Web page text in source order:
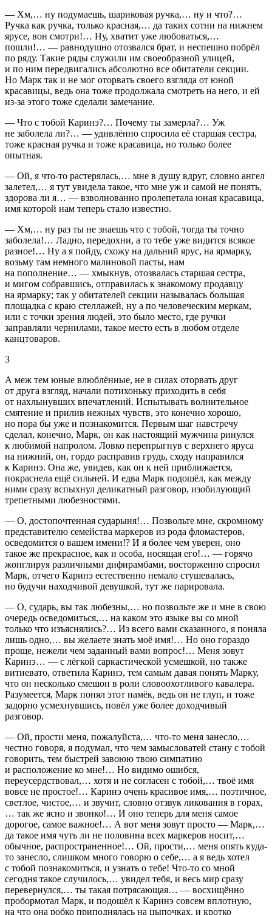
— Хм,… ну подумаешь, шариковая ручка,… ну и что?…
Ручка как ручка, только красная,… да таких сотни на нижнем
ярусе, вон смотри!… Ну, хватит уже любоваться,…
пошли!… — равнодушно отозвался брат, и неспешно побрёл
по ряду. Такие ряды служили им своеобразной улицей,
и по ним передвигались абсолютно все обитатели секции.
Но Марк так и не мог оторвать своего взгляда от юной
красавицы, ведь она тоже продолжала смотреть на него, и ей
из-за этого тоже сделали замечание.
— Что с тобой Каринэ?… Почему ты замерла?… Уж
не заболела ли?… — удивлённо спросила её старшая сестра,
тоже красная ручка и тоже красавица, но только более
опытная.
— Ой, я что-то растерялась,… мне в душу вдруг, словно ангел
залетел,… я тут увидела такое, что мне уж и самой не понять,
здорова ли я… — взволнованно пролепетала юная красавица,
имя которой нам теперь стало известно.
— Хм,… ну раз ты не знаешь что с тобой, тогда ты точно
заболела!… Ладно, передохни, а то тебе уже видится всякое
разное!… Ну а я пойду, схожу на дальний ярус, на ярмарку,
возьму там немного малиновой пасты, нам
на пополнение… — хмыкнув, отозвалась старшая сестра,
и мигом собравшись, отправилась к знакомому продавцу
на ярмарку; так у обитателей секции называлась большая
площадка с краю стеллажей, ну а по человеческим меркам,
или с точки зрения людей, это было место, где ручки
заправляли чернилами, такое место есть в любом отделе
канцтоваров.
3
А меж тем юные влюблённые, не в силах оторвать друг
от друга взгляд, начали потихоньку приходить в себя
от нахлынувших впечатлений. Испытывать волнительное
смятение и прилив нежных чувств, это конечно хорошо,
но пора бы уже и познакомится. Первым шаг навстречу
сделал, конечно, Марк, он как настоящий мужчина ринулся
к любимой напролом. Ловко перепрыгнув с верхнего яруса
на нижний, он, гордо расправив грудь, сходу направился
к Каринэ. Она же, увидев, как он к ней приближается,
покраснела ещё сильней. И едва Марк подошёл, как между
ними сразу вспыхнул деликатный разговор, изобилующий
трепетными любезностями.
— О, достопочтенная сударыня!… Позвольте мне, скромному
представителю семейства маркеров из рода фломастеров,
осведомится о вашем имени!? И я более чем уверен, оно
такое же прекрасное, как и особа, носящая его!… — горячо
жонглируя различными дифирамбами, восторженно спросил
Марк, отчего Каринэ естественно немало стушевалась,
но будучи находчивой девушкой, тут же парировала.
— О, сударь, вы так любезны,… но позвольте же и мне в свою
очередь осведомиться,… на каком это языке вы со мной
только что изъяснялись?… Из всего вами сказанного, я поняла
лишь одно,… вы желаете знать моё имя!… Но оно гораздо
проще, нежели чем заданный вами вопрос!… Меня зовут
Каринэ… — с лёгкой саркастической усмешкой, но также
витиевато, ответила Каринэ, тем самым давая понять Марку,
что он несколько смешон в роли словоохотливого кавалера.
Разумеется, Марк понял этот намёк, ведь он не глуп, и тоже
задорно усмехнувшись, повёл уже более доходчивый
разговор.
— Ой, прости меня, пожалуйста,… что-то меня занесло,…
честно говоря, я подумал, что чем замысловатей стану с тобой
говорить, тем быстрей завоюю твою симпатию
и расположение ко мне!… Но видимо ошибся,
переусердствовал,… хотя и не согласен с тобой,… твоё имя
вовсе не простое!… Каринэ очень красивое имя,… поэтичное,
светлое, чистое,… и звучит, словно отзвук ликования в горах,
… так же ясно и звонко!… И оно теперь для меня самое
дорогое, самое важное!… А вот меня зовут просто — Марк,…
да такое имя чуть ли не половина всех маркеров носит,…
обычное, распространенное!… Ой, прости,… меня опять куда-
то занесло, слишком много говорю о себе,… а я ведь хотел
с тобой познакомиться, и узнать о тебе! Что-то со мной
сегодня такое случилось,… увидел тебя, и весь мир сразу
перевернулся,… ты такая потрясающая… — восхищённо
пробормотал Марк, и подошёл к Каринэ совсем вплотную,
на что она робко приподнялась на цыпочках, и кротко